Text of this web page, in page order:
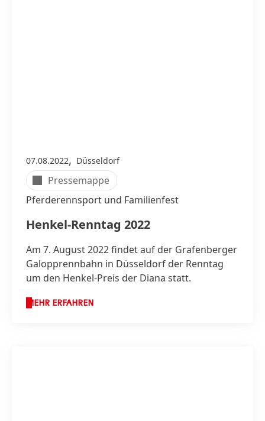
07.08.2022, Düsseldorf
Pressemappe
Pferderennsport und Familienfest
Henkel-Renntag 2022
Am 7. August 2022 findet auf der Grafenberger
Galopprennbahn in Düsseldorf der Renntag
um den Henkel-Preis der Diana statt.
MEHR ERFAHREN